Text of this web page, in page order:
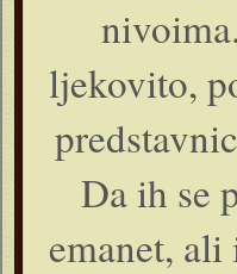
ljekovito,
Da ih se
emanet,